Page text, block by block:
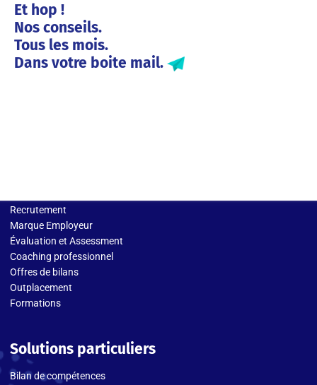
Et hop !
Nos conseils.
Tous les mois.
Dans votre boite mail.
Recrutement
Marque Employeur
Évaluation et Assessment
Coaching professionnel
Offres de bilans
Outplacement
Formations
Solutions particuliers
Bilan de compétences